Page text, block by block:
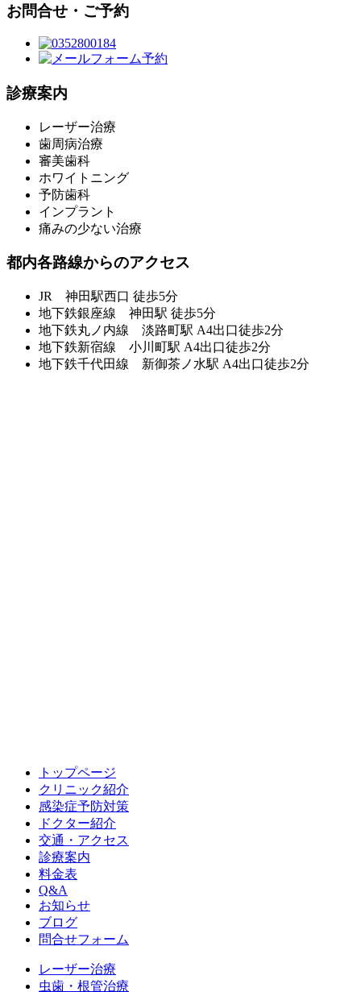
お問合せ・ご予約
診療案内
レーザー治療
歯周病治療
審美歯科
ホワイトニング
予防歯科
インプラント
痛みの少ない治療
都内各路線からのアクセス
JR 神田駅西口 徒歩5分
地下鉄銀座線 神田駅 徒歩5分
地下鉄丸ノ内線 淡路町駅 A4出口徒歩2分
地下鉄新宿線 小川町駅 A4出口徒歩2分
地下鉄千代田線 新御茶ノ水駅 A4出口徒歩2分
トップページ
クリニック紹介
感染症予防対策
ドクター紹介
交通・アクセス
診療案内
料金表
Q&A
お知らせ
ブログ
問合せフォーム
レーザー治療
虫歯・根管治療